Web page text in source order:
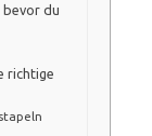
bevor du
richtige